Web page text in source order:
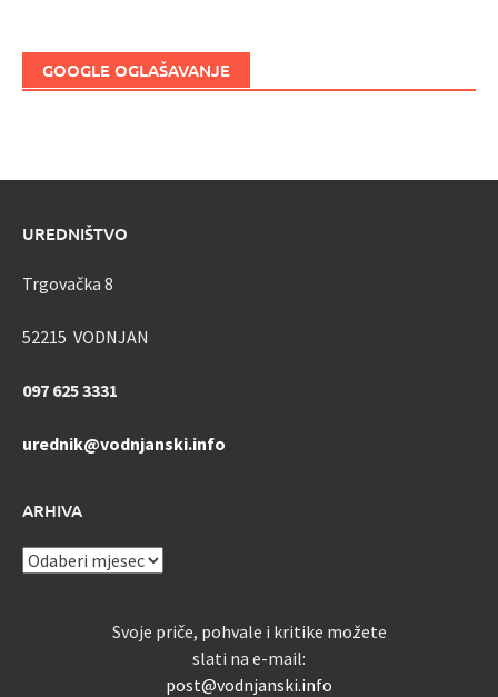
GOOGLE OGLAŠAVANJE
UREDNIŠTVO
Trgovačka 8
52215 VODNJAN
097 625 3331
urednik@vodnjanski.info
ARHIVA
ARHIVA
Svoje priče, pohvale i kritike možete
slati na e-mail:
post@vodnjanski.info